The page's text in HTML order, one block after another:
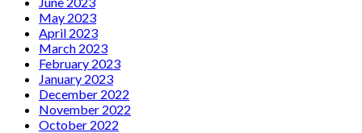
May 2023
April 2023
March 2023
February 2023
January 2023
December 2022
November 2022
October 2022